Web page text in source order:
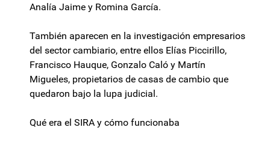
Analía Jaime y Romina García.
También aparecen en la investigación empresarios
del sector cambiario, entre ellos Elías Piccirillo,
Francisco Hauque, Gonzalo Caló y Martín
Migueles, propietarios de casas de cambio que
quedaron bajo la lupa judicial.
Qué era el SIRA y cómo funcionaba